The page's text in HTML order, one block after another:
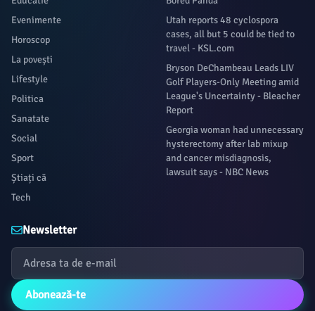
Evenimente
Horoscop
La povești
Lifestyle
Politica
Sanatate
Social
Sport
Știați că
Tech
Utah reports 48 cyclospora
cases, all but 5 could be tied to
travel - KSL.com
Bryson DeChambeau Leads LIV
Golf Players-Only Meeting amid
League's Uncertainty - Bleacher
Report
Georgia woman had unnecessary
hysterectomy after lab mixup
and cancer misdiagnosis,
lawsuit says - NBC News
Newsletter
Abonează-te